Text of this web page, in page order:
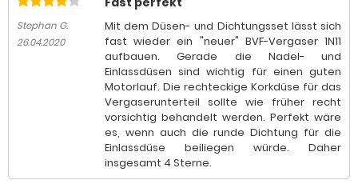
Stephan G.
26.04.2020
Mit dem Düsen- und Dichtungsset lässt sich
fast wieder ein "neuer" BVF-Vergaser 1N11
aufbauen. Gerade die Nadel- und
Einlassdüsen sind wichtig für einen guten
Motorlauf. Die rechteckige Korkdüse für das
Vergaserunterteil sollte wie früher recht
vorsichtig behandelt werden. Perfekt wäre
es, wenn auch die runde Dichtung für die
Einlassdüse beiliegen würde. Daher
insgesamt 4 Sterne.